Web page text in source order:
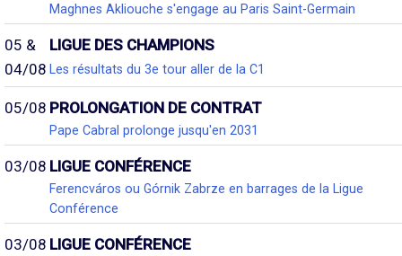
Maghnes Akliouche s'engage au Paris Saint-Germain
05 &
04/08
LIGUE DES CHAMPIONS
Les résultats du 3e tour aller de la C1
05/08 PROLONGATION DE CONTRAT
Pape Cabral prolonge jusqu'en 2031
03/08 LIGUE CONFÉRENCE
Ferencváros ou Górnik Zabrze en barrages de la Ligue
Conférence
03/08 LIGUE CONFÉRENCE